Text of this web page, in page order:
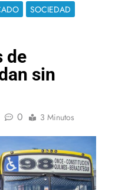
SOCIEDAD
de
sin
0 3 Minutos